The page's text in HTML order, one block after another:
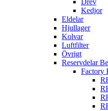
Drev
Kedjor
Eldelar
Hjullager
Kolvar
Luftfilter
Övrigt
Reservdelar
Factory